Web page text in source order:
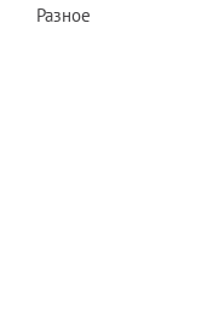
Разное